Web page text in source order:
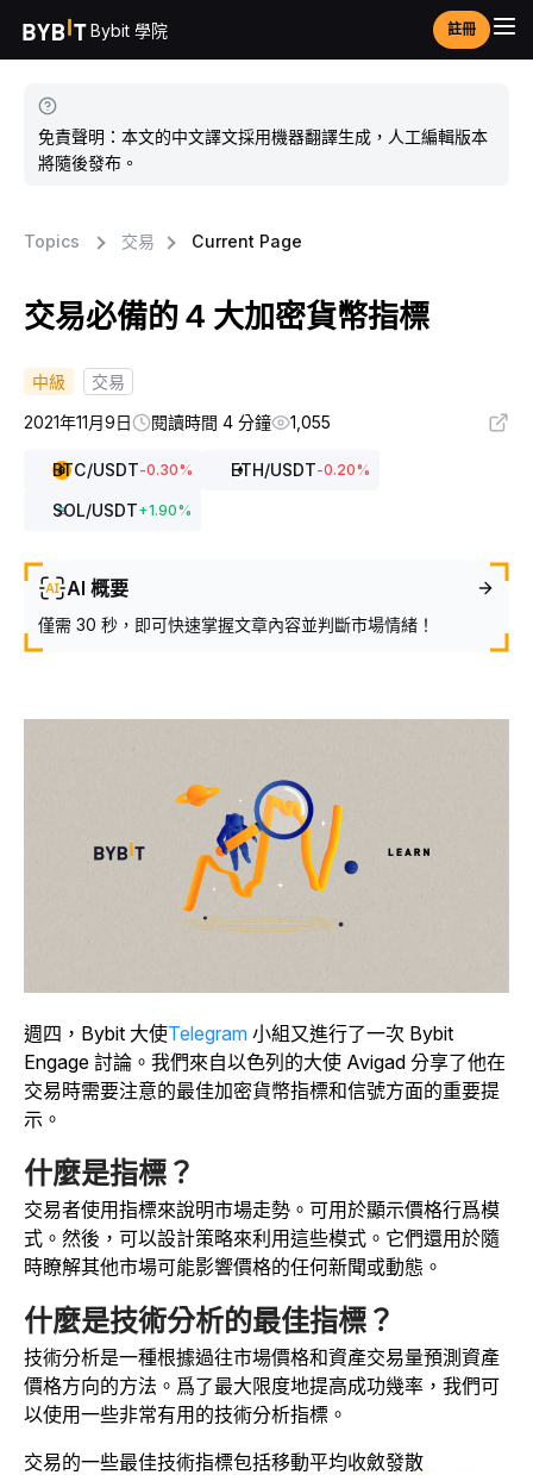
Bybit 學院 註冊
免責聲明：本文的中文譯文採用機器翻譯生成，人工編輯版本
將隨後發布。
Topics 交易 Current Page
交易必備的 4 大加密貨幣指標
中級
交易
2021年11月9日
閱讀時間 4 分鐘 1,055
BTC/USDT-0.30% ETH/USDT-0.20%
SOL/USDT+1.90%
AI 概要
僅需 30 秒，即可快速掌握文章內容並判斷市場情緒！
週四，Bybit 大使Telegram 小組又進行了一次 Bybit
Engage 討論。我們來自以色列的大使 Avigad 分享了他在
交易時需要注意的最佳加密貨幣指標和信號方面的重要提
示。
什麼是指標？
交易者使用指標來說明市場走勢。可用於顯示價格行爲模
式。然後，可以設計策略來利用這些模式。它們還用於隨
時瞭解其他市場可能影響價格的任何新聞或動態。
什麼是技術分析的最佳指標？
技術分析是一種根據過往市場價格和資產交易量預測資產
價格方向的方法。爲了最大限度地提高成功幾率，我們可
以使用一些非常有用的技術分析指標。
交易的一些最佳技術指標包括移動平均收斂發散